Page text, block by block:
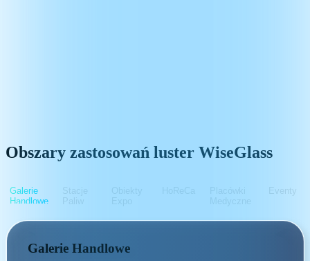
Obszary zastosowań luster WiseGlass
Galerie
Handlowe
Eventy
Galerie Handlowe